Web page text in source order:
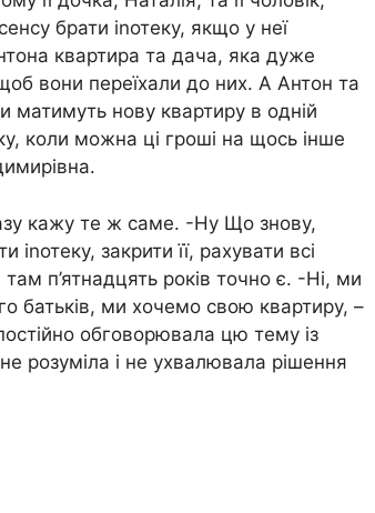
брати іnотеку, якщо у неї
квартира та дача, яка дуже
вони переїхали до них. А Антон та
матимуть нову квартиру в одній
коли можна ці гроші на щось інше
кажу те ж саме. -Ну Що знову,
закрити її, рахувати всі
п’ятнадцять років точно є. -Ні, ми
батьків, ми хочемо свою квартиру, –
обговорювала цю тему із
розуміла і не ухвалювала рішення